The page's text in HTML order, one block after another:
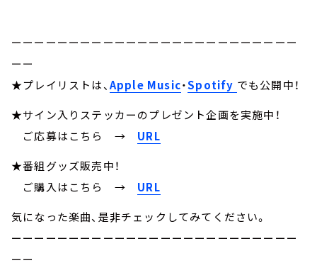
ーーーーーーーーーーーーーーーーーーーーーーーーー
ーー
★プレイリストは、Apple Music・Spotify でも公開中！
★サイン入りステッカーのプレゼント企画を実施中！
ご応募はこちら →
URL
★番組グッズ販売中！
ご購入はこちら → URL
気になった楽曲、是非チェックしてみてください。
ーーーーーーーーーーーーーーーーーーーーーーーーー
ーー